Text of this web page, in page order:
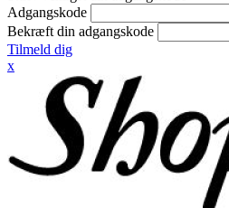
Adgangskode
Bekræft din adgangskode
Tilmeld dig
x